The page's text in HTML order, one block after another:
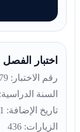
اختبار
رقم الاختبار: 479
السنة الدراسية: 1446
تاريخ الإضافة: 01-05-2026
الزيارات: 436